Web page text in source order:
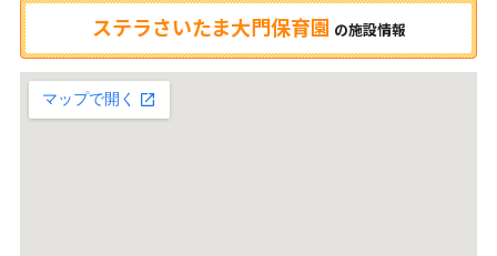
ステラさいたま大門保育園 の施設情報